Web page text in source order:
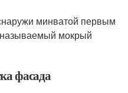
минватой первым
мокрый
фасада